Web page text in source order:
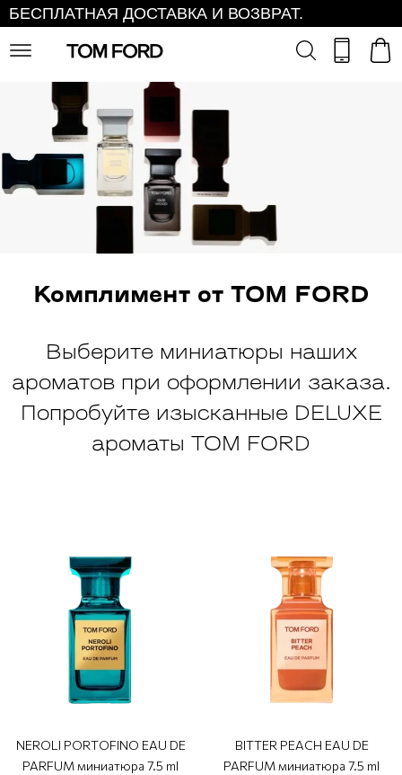
БЕСПЛАТНАЯ ДОСТАВКА И ВОЗВРАТ.
Комплимент от TOM FORD
Выберите миниатюры наших
ароматов при оформлении заказа.
Попробуйте изысканные DELUXE
ароматы TOM FORD
NEROLI PORTOFINO EAU DE
PARFUM миниатюра 7.5 ml
BITTER PEACH EAU DE
PARFUM миниатюра 7.5 ml